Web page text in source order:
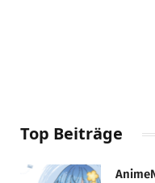
Top Beiträge